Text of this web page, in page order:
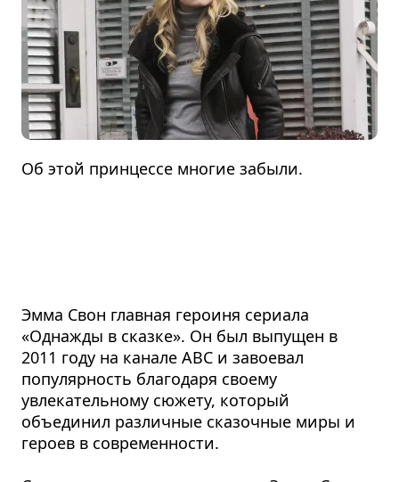
Об этой принцессе многие забыли.
Эмма Свон главная героиня сериала
«Однажды в сказке». Он был выпущен в
2011 году на канале ABC и завоевал
популярность благодаря своему
увлекательному сюжету, который
объединил различные сказочные миры и
героев в современности.